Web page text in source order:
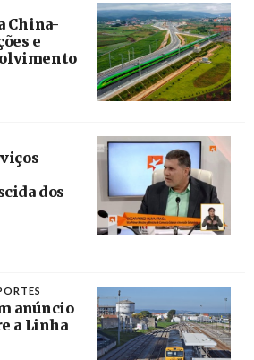
China-
e
dos
anúncio
a Linha